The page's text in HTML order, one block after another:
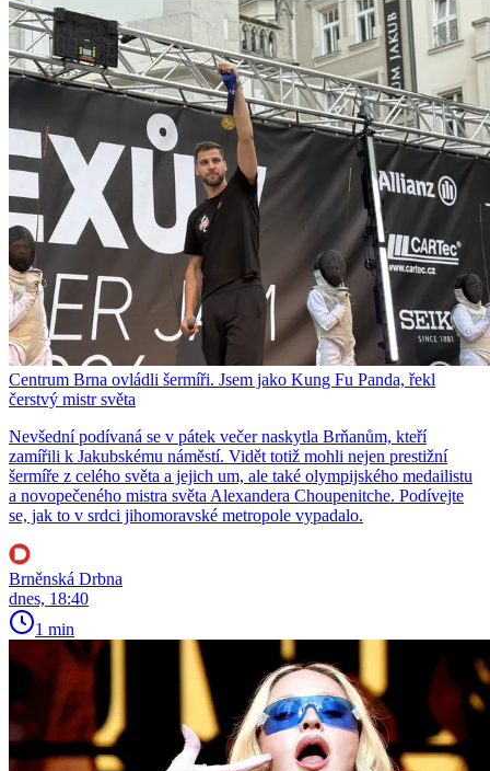
Centrum Brna ovládli šermíři. Jsem jako Kung Fu Panda, řekl
čerstvý mistr světa
Nevšední podívaná se v pátek večer naskytla Brňanům, kteří
zamířili k Jakubskému náměstí. Vidět totiž mohli nejen prestižní
šermíře z celého světa a jejich um, ale také olympijského medailistu
a novopečeného mistra světa Alexandera Choupenitche. Podívejte
se, jak to v srdci jihomoravské metropole vypadalo.
Brněnská Drbna
dnes, 18:40
1 min